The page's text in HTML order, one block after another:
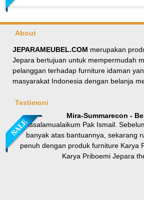
Meja Makan Oval Minimalis
Rp 8.100.000
About
JEPARAMEUBEL.COM merupakan
Jepara bertujuan untuk mempermudah
pelanggan terhadap furniture idaman
masyarakat Indonesia dengan belanja
Testimoni
Mira-Summarecon -
Assalamualaikum Pak Ismail.
banyak atas bantuannya, sekarang
penuh dengan produk furniture Karya
Karya Priboemi Jepara